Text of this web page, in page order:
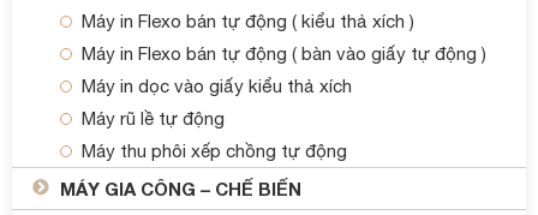
Máy in Flexo bán tự động ( kiểu thả xích )
Máy in Flexo bán tự động ( bàn vào giấy tự động )
Máy in dọc vào giấy kiểu thả xích
Máy rũ lề tự động
Máy thu phôi xếp chồng tự động
MÁY GIA CÔNG – CHẾ BIẾN